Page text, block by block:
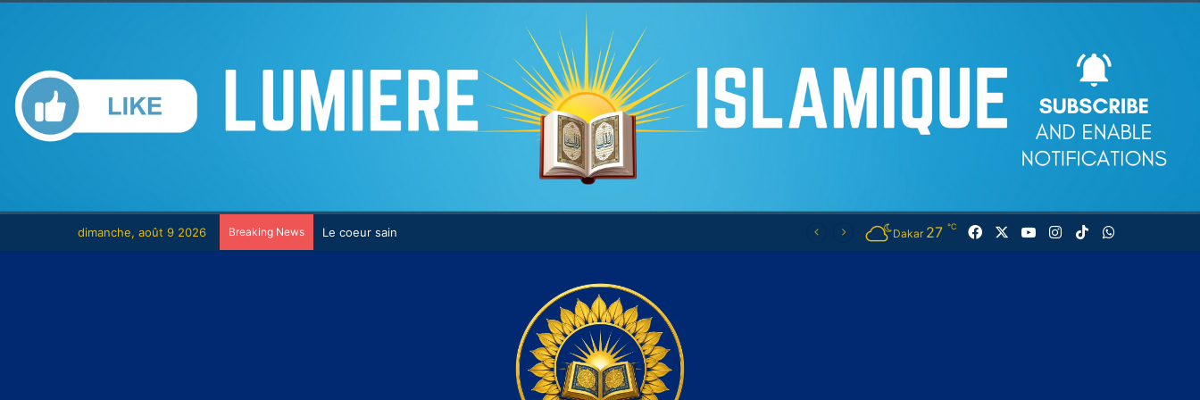
dimanche, août 9 2026 Breaking News Le combat contre son âme Dakar 27 ℃ Facebook YouTubeInstagram
TikTok